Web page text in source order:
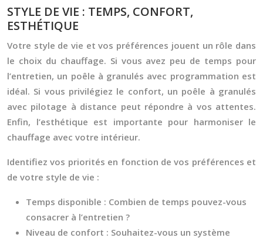
STYLE DE VIE : TEMPS, CONFORT,
ESTHÉTIQUE
Votre style de vie et vos préférences jouent un rôle dans
le choix du chauffage. Si vous avez peu de temps pour
l’entretien, un poêle à granulés avec programmation est
idéal. Si vous privilégiez le confort, un poêle à granulés
avec pilotage à distance peut répondre à vos attentes.
Enfin, l’esthétique est importante pour harmoniser le
chauffage avec votre intérieur.
Identifiez vos priorités en fonction de vos préférences et
de votre style de vie :
Temps disponible : Combien de temps pouvez-vous
consacrer à l’entretien ?
Niveau de confort : Souhaitez-vous un système